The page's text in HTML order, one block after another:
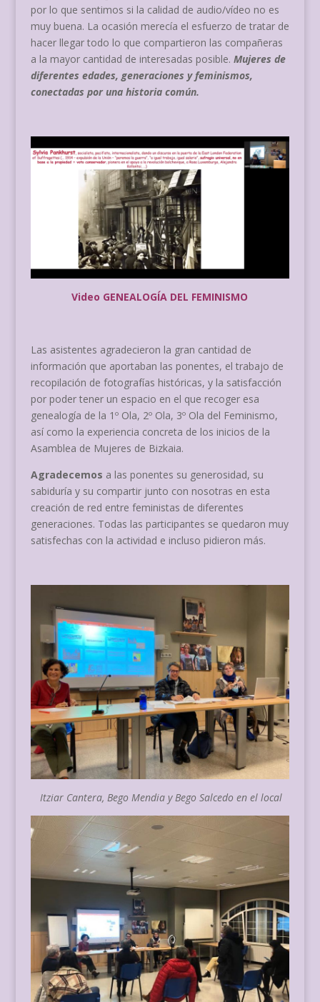
por lo que sentimos si la calidad de audio/vídeo no es
muy buena. La ocasión merecía el esfuerzo de tratar de
hacer llegar todo lo que compartieron las compañeras
a la mayor cantidad de interesadas posible. Mujeres de
diferentes edades, generaciones y feminismos,
conectadas por una historia común.
Video GENEALOGÍA DEL FEMINISMO
Las asistentes agradecieron la gran cantidad de
información que aportaban las ponentes, el trabajo de
recopilación de fotografías históricas, y la satisfacción
por poder tener un espacio en el que recoger esa
genealogía de la 1º Ola, 2º Ola, 3º Ola del Feminismo,
así como la experiencia concreta de los inicios de la
Asamblea de Mujeres de Bizkaia.
Agradecemos a las ponentes su generosidad, su
sabiduría y su compartir junto con nosotras en esta
creación de red entre feministas de diferentes
generaciones. Todas las participantes se quedaron muy
satisfechas con la actividad e incluso pidieron más.
Itziar Cantera, Bego Mendia y Bego Salcedo en el local